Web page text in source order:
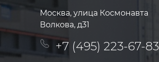
Москва, улица Космонавта
Волкова, д31
+7 (495) 223-67-83